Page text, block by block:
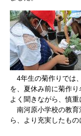
4年生の菊作りでは
を、夏休み前に菊作
よく聞きながら、慎重
南河原小学校の教育
ら、より充実したもの